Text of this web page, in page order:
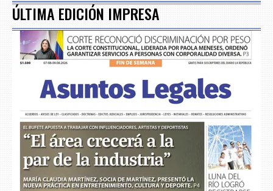
ÚLTIMA EDICIÓN IMPRESA